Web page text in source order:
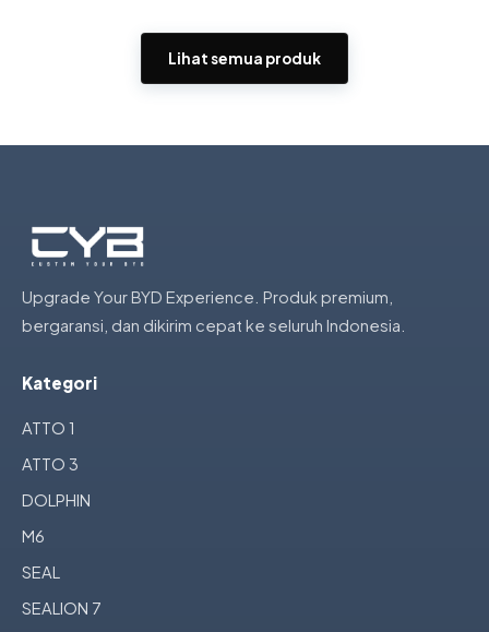
Lihat semua produk
Upgrade Your BYD Experience. Produk premium,
bergaransi, dan dikirim cepat ke seluruh Indonesia.
Kategori
ATTO 1
ATTO 3
DOLPHIN
M6
SEAL
SEALION 7